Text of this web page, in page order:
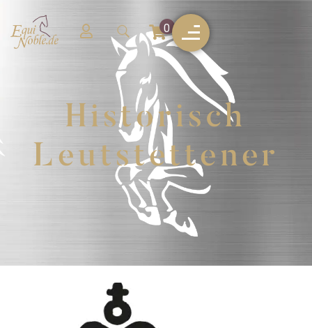
0
Historisch
Leutstettener